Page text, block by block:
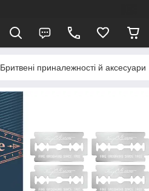
Бритвені приналежності й аксесуари